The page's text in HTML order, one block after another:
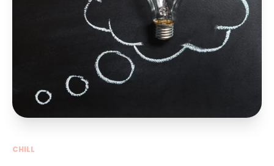
CHILL